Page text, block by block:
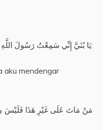
يَا بُنَيَّ إِنِّي سَمِعْتُ رَسُولَ اللَّهِ ﷺ يَقُولُ:
aku mendengar
مَنْ مَاتَ عَلَى غَيْرِ هَذَا فَلَيْسَ